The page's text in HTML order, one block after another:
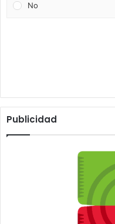
No
Publicidad